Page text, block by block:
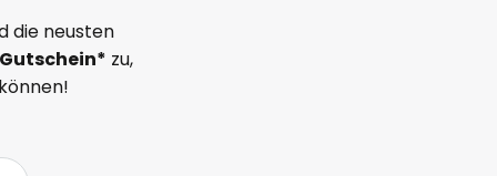
die neusten
zu,